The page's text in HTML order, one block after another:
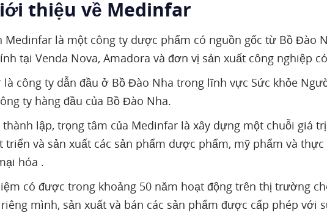
thiệu về Medinfar
Medinfar là một công ty dược phẩm có nguồn gốc từ Bồ Đào
tại Venda Nova, Amadora và đơn vị sản xuất công nghiệp
công ty dẫn đầu ở Bồ Đào Nha trong lĩnh vực Sức khỏe
ty hàng đầu của Bồ Đào Nha.
lập, trọng tâm của Medinfar là xây dựng một chuỗi giá
triển và sản xuất các sản phẩm dược phẩm, mỹ phẩm và
hóa .
có được trong khoảng 50 năm hoạt động trên thị trường
mình, sản xuất và bán các sản phẩm được cấp phép với